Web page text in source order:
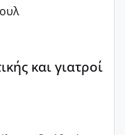
και γιατροί